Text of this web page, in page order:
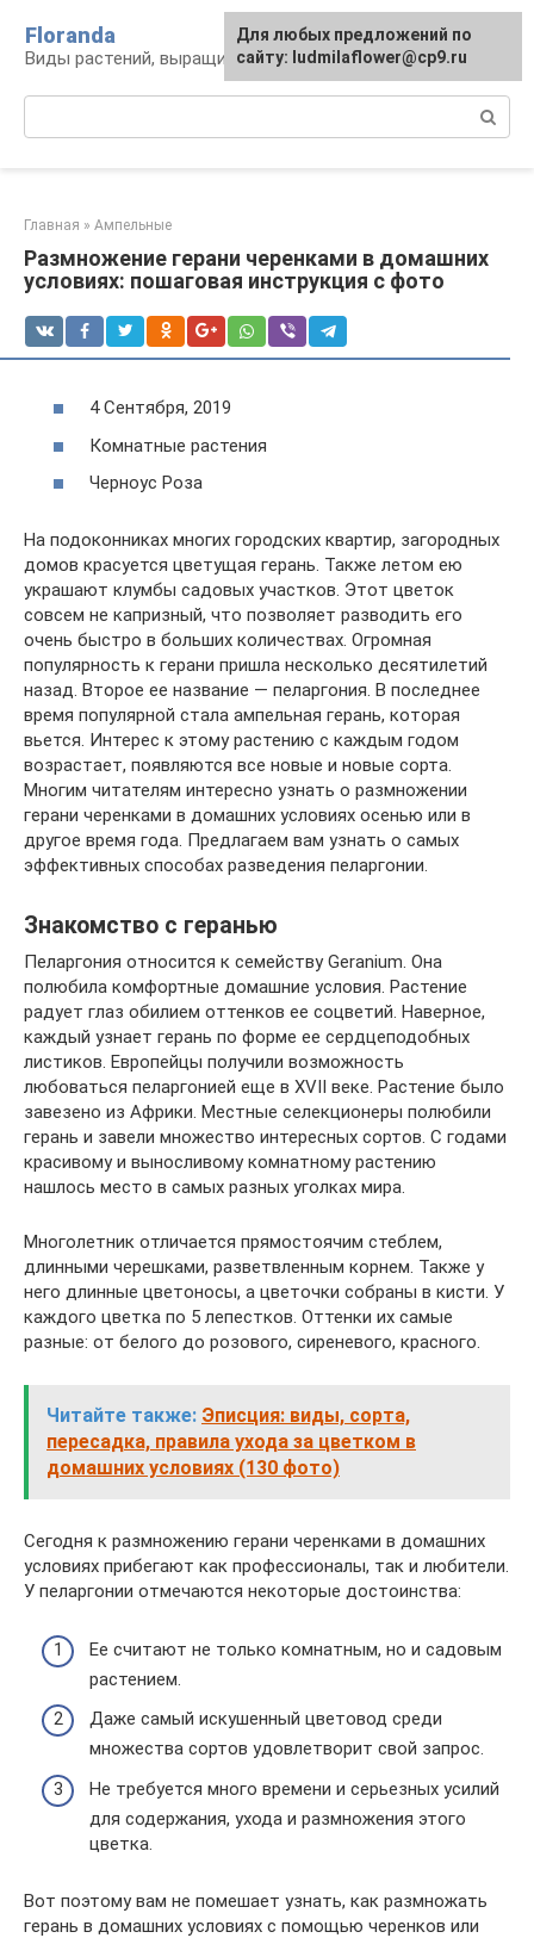
контенту
Floranda
Виды растений, выращивание и уход
Главная » Ампельные
Размножение герани черенками в домашних
условиях: пошаговая инструкция с фото
4 Сентября, 2019
Комнатные растения
Черноус Роза
На подоконниках многих городских квартир, загородных
домов красуется цветущая герань. Также летом ею
украшают клумбы садовых участков. Этот цветок
совсем не капризный, что позволяет разводить его
очень быстро в больших количествах. Огромная
популярность к герани пришла несколько десятилетий
назад. Второе ее название — пеларгония. В последнее
время популярной стала ампельная герань, которая
вьется. Интерес к этому растению с каждым годом
возрастает, появляются все новые и новые сорта.
Многим читателям интересно узнать о размножении
герани черенками в домашних условиях осенью или в
другое время года. Предлагаем вам узнать о самых
эффективных способах разведения пеларгонии.
Знакомство с геранью
Пеларгония относится к семейству Geranium. Она
полюбила комфортные домашние условия. Растение
радует глаз обилием оттенков ее соцветий. Наверное,
каждый узнает герань по форме ее сердцеподобных
листиков. Европейцы получили возможность
любоваться пеларгонией еще в XVII веке. Растение было
завезено из Африки. Местные селекционеры полюбили
герань и завели множество интересных сортов. С годами
красивому и выносливому комнатному растению
нашлось место в самых разных уголках мира.
Многолетник отличается прямостоячим стеблем,
длинными черешками, разветвленным корнем. Также у
него длинные цветоносы, а цветочки собраны в кисти. У
каждого цветка по 5 лепестков. Оттенки их самые
разные: от белого до розового, сиреневого, красного.
Читайте также: Эписция: виды, сорта,
пересадка, правила ухода за цветком в
домашних условиях (130 фото)
Сегодня к размножению герани черенками в домашних
условиях прибегают как профессионалы, так и любители.
У пеларгонии отмечаются некоторые достоинства:
Ее считают не только комнатным, но и садовым
растением.
Даже самый искушенный цветовод среди
множества сортов удовлетворит свой запрос.
Не требуется много времени и серьезных усилий
для содержания, ухода и размножения этого
цветка.
Вот поэтому вам не помешает узнать, как размножать
герань в домашних условиях с помощью черенков или
Для любых предложений по
сайту: ludmilaflower@cp9.ru